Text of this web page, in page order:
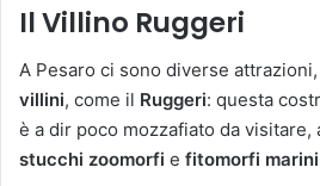
Il Villino Ruggeri
A Pesaro ci sono diverse
villini, come il Ruggeri: questa
è a dir poco mozzafiato da visitare,
stucchi zoomorfi e fitomorfi marini